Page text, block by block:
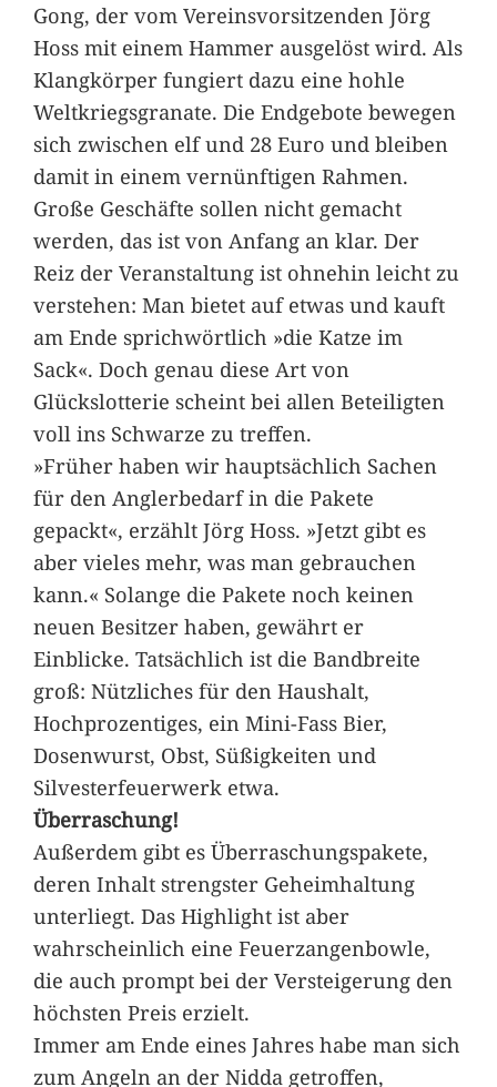
Gong, der vom Vereinsvorsitzenden Jörg
Hoss mit einem Hammer ausgelöst wird. Als
Klangkörper fungiert dazu eine hohle
Weltkriegsgranate. Die Endgebote bewegen
sich zwischen elf und 28 Euro und bleiben
damit in einem vernünftigen Rahmen.
Große Geschäfte sollen nicht gemacht
werden, das ist von Anfang an klar. Der
Reiz der Veranstaltung ist ohnehin leicht zu
verstehen: Man bietet auf etwas und kauft
am Ende sprichwörtlich »die Katze im
Sack«. Doch genau diese Art von
Glückslotterie scheint bei allen Beteiligten
voll ins Schwarze zu treffen.
»Früher haben wir hauptsächlich Sachen
für den Anglerbedarf in die Pakete
gepackt«, erzählt Jörg Hoss. »Jetzt gibt es
aber vieles mehr, was man gebrauchen
kann.« Solange die Pakete noch keinen
neuen Besitzer haben, gewährt er
Einblicke. Tatsächlich ist die Bandbreite
groß: Nützliches für den Haushalt,
Hochprozentiges, ein Mini-Fass Bier,
Dosenwurst, Obst, Süßigkeiten und
Silvesterfeuerwerk etwa.
Überraschung!
Außerdem gibt es Überraschungspakete,
deren Inhalt strengster Geheimhaltung
unterliegt. Das Highlight ist aber
wahrscheinlich eine Feuerzangenbowle,
die auch prompt bei der Versteigerung den
höchsten Preis erzielt.
Immer am Ende eines Jahres habe man sich
zum Angeln an der Nidda getroffen,